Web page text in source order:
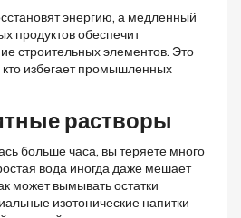
энергию, а медленный
продуктов обеспечит
строительных элементов. Это
избегает промышленных
растворы
больше часа, вы теряете много
вода иногда даже мешает
может вымывать остатки
изотонические напитки